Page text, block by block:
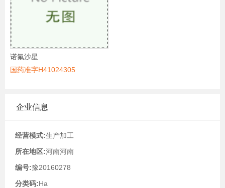
诺氟沙星
国药准字H41024305
企业信息
经营模式:生产加工
所在地区:河南河南
编号:豫20160278
分类码:Ha